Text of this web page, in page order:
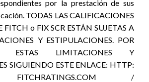
por la prestación de sus
TODAS LAS CALIFICACIONES
FITCH o FIX SCR ESTÁN SUJETAS A
Y ESTIPULACIONES. POR
ESTAS LIMITACIONES Y
SIGUIENDO ESTE ENLACE: HTTP:
/